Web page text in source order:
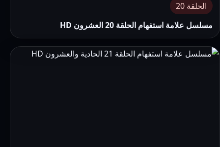
الحلقة 20
مسلسل علامة استفهام الحلقة 20 العشرون HD